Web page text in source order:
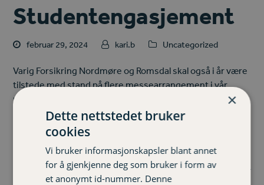
Studentengasjement
februar 29, 2024 kari.b Uncategorized
Varig Forsikring Nordmøre og Romsdal skal også i år være
tilstede med stand på flere messearrangement i vår
region. I den forbindelse søker vi etter studenter som har
lyst til å være med å profilere oss på en god og…
Les mer
×
Dette nettstedet bruker
cookies
Vi bruker informasjonskapsler blant annet
for å gjenkjenne deg som bruker i form av
et anonymt id-nummer. Denne